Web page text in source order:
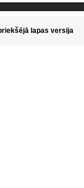
lapas versija